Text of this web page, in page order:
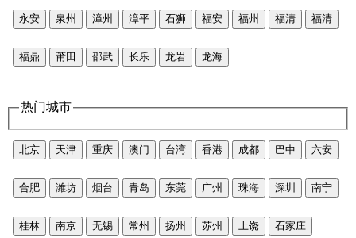
永安 泉州 漳州 漳平 石狮 福安 福州 福清 福清
福鼎 莆田 邵武 长乐 龙岩 龙海
热门城市
北京 天津 重庆 澳门 台湾 香港 成都 巴中 六安
合肥 潍坊 烟台 青岛 东莞 广州 珠海 深圳 南宁
桂林 南京 无锡 常州 扬州 苏州 上饶 石家庄